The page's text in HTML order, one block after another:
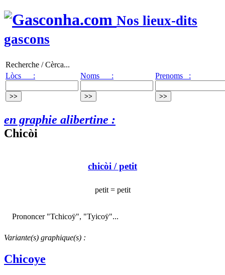
Nos lieux-dits
gascons
Recherche / Cèrca...
Lòcs :
Noms : Prenoms :
en graphie alibertine :
Chicòi
chicòi / petit
petit = petit
Prononcer "Tchicoÿ", "Tyicoÿ"...
Variante(s) graphique(s) :
Chicoye